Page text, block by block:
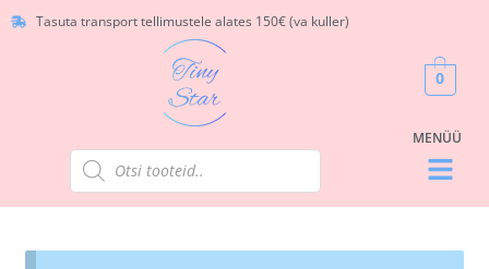
Tasuta transport tellimustele alates 150€ (va kuller)
0